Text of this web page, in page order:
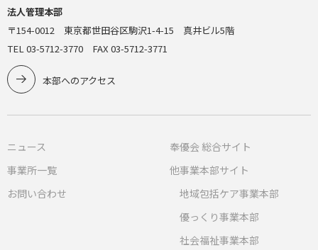
法人管理本部
〒154-0012 東京都世田谷区駒沢1-4-15 真井ビル5階
TEL 03-5712-3770 FAX 03-5712-3771
本部へのアクセス
ニュース
事業所一覧
お問い合わせ
奉優会 総合サイト
他事業本部サイト
地域包括ケア事業本部
優っくり事業本部
社会福祉事業本部